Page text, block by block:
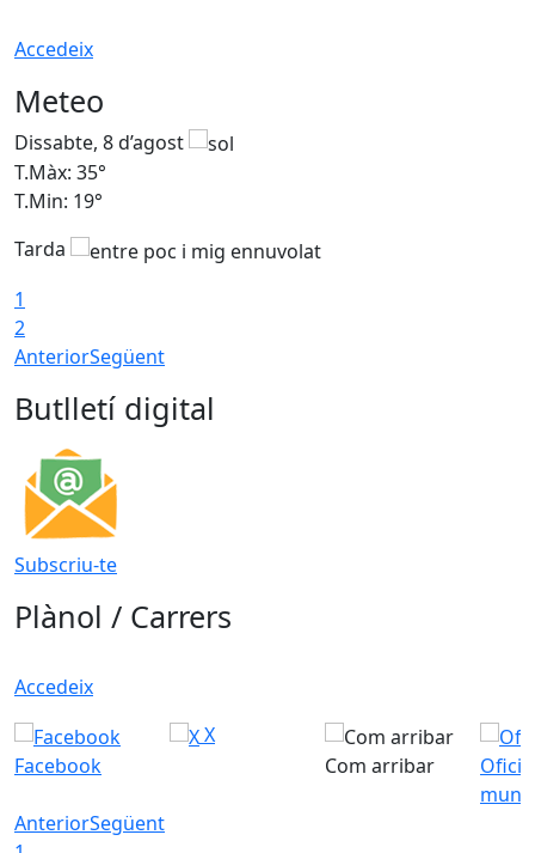
Accedeix
Meteo
Dissabte, 8 d’agost
T.Màx: 35°
T.Min: 19°
Tarda
1
2
AnteriorSegüent
Butlletí digital
Subscriu-te
Plànol / Carrers
Accedeix
Facebook
X
Com arribar
AnteriorSegüent